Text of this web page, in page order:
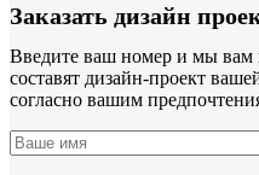
Заказать дизайн
Введите ваш номер и мы
составят дизайн-проект
согласно вашим